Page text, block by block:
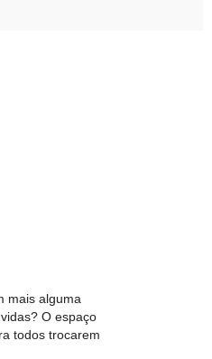
mais alguma
O espaço
todos trocarem